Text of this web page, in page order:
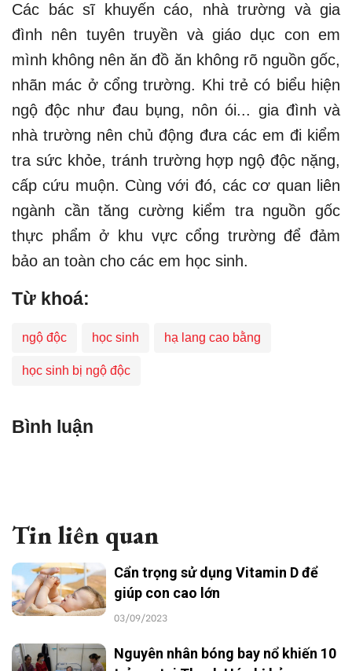
Các bác sĩ khuyến cáo, nhà trường và gia
đình nên tuyên truyền và giáo dục con em
mình không nên ăn đồ ăn không rõ nguồn gốc,
nhãn mác ở cổng trường. Khi trẻ có biểu hiện
ngộ độc như đau bụng, nôn ói... gia đình và
nhà trường nên chủ động đưa các em đi kiểm
tra sức khỏe, tránh trường hợp ngộ độc nặng,
cấp cứu muộn. Cùng với đó, các cơ quan liên
ngành cần tăng cường kiểm tra nguồn gốc
thực phẩm ở khu vực cổng trường để đảm
bảo an toàn cho các em học sinh.
Từ khoá:
ngộ độc học sinh hạ lang cao bằng
học sinh bị ngộ độc
Bình luận
Tin liên quan
Cẩn trọng sử dụng Vitamin D để
giúp con cao lớn
03/09/2023
Nguyên nhân bóng bay nổ khiến 10